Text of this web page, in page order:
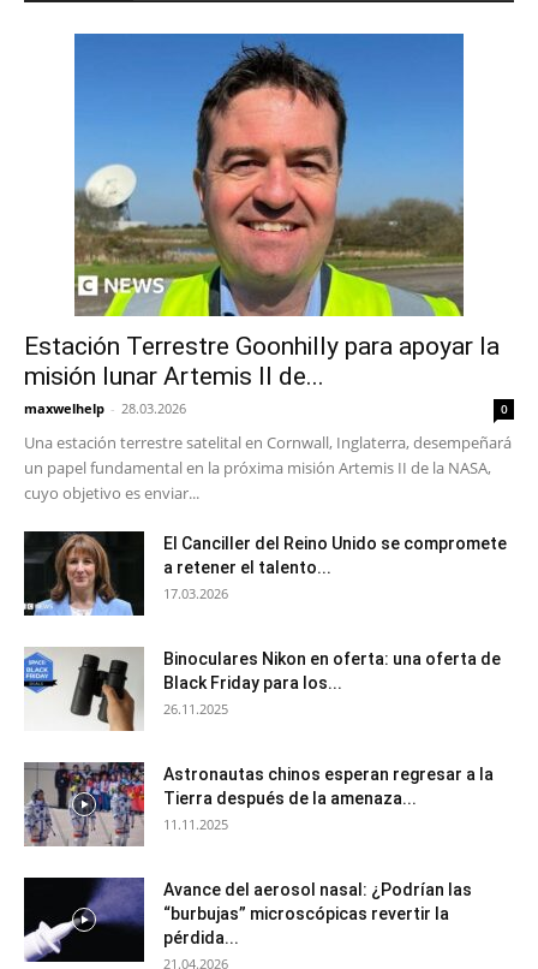
Estación Terrestre Goonhilly para apoyar la
misión lunar Artemis II de...
maxwelhelp - 28.03.2026 0
Una estación terrestre satelital en Cornwall, Inglaterra, desempeñará
un papel fundamental en la próxima misión Artemis II de la NASA,
cuyo objetivo es enviar...
El Canciller del Reino Unido se compromete
a retener el talento...
17.03.2026
Binoculares Nikon en oferta: una oferta de
Black Friday para los...
26.11.2025
Astronautas chinos esperan regresar a la
Tierra después de la amenaza...
11.11.2025
Avance del aerosol nasal: ¿Podrían las
“burbujas” microscópicas revertir la
pérdida...
21.04.2026